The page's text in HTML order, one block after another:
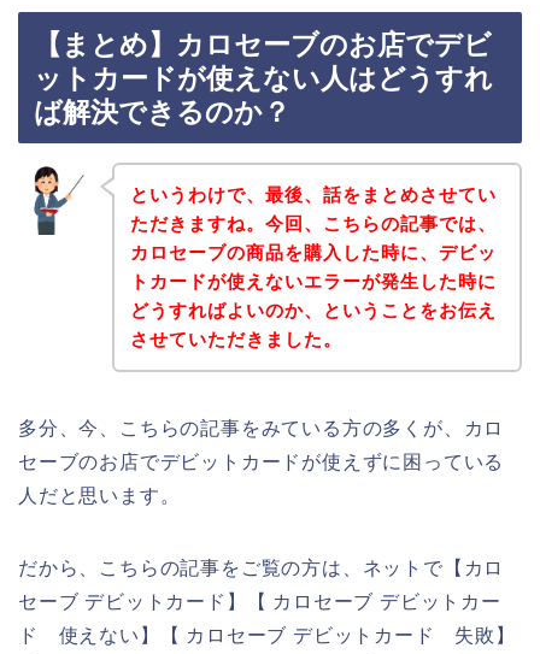
【まとめ】カロセーブのお店でデビ
ットカードが使えない人はどうすれ
ば解決できるのか？
というわけで、最後、話をまとめさせてい
ただきますね。今回、こちらの記事では、
カロセーブの商品を購入した時に、デビッ
トカードが使えないエラーが発生した時に
どうすればよいのか、ということをお伝え
させていただきました。
多分、今、こちらの記事をみている方の多くが、カロ
セーブのお店でデビットカードが使えずに困っている
人だと思います。
だから、こちらの記事をご覧の方は、ネットで【カロ
セーブ デビットカード】【 カロセーブ デビットカー
ド 使えない】【 カロセーブ デビットカード 失敗】